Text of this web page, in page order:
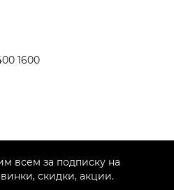
1600
всем за подписку на
скидки, акции.